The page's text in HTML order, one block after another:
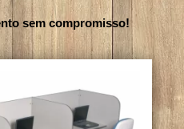
sem compromisso!